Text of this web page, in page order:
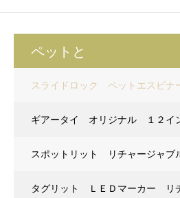
ペットと
スライドロック ペットエスビナ
スポットリット リチャージャブ